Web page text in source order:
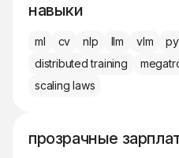
навыки
ml cv nlp llm vlm
distributed training
scaling laws
прозрачные